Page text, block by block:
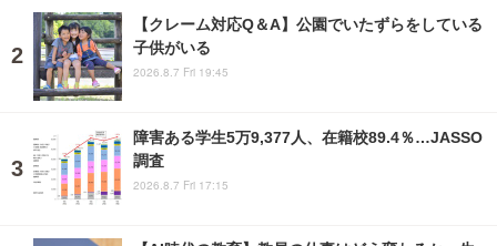
【クレーム対応Q＆A】公園でいたずらをしている
子供がいる
2026.8.7 Fri 19:45
障害ある学生5万9,377人、在籍校89.4％…JASSO
調査
2026.8.7 Fri 17:15